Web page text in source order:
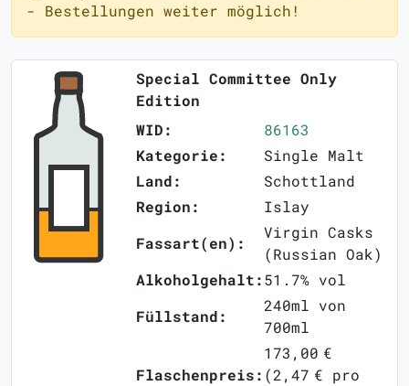
- Bestellungen weiter möglich!
Special Committee Only
Edition
WID:
86163
Kategorie:
Single Malt
Land:
Schottland
Region:
Islay
Fassart(en):
Virgin Casks
(Russian Oak)
Alkoholgehalt:51.7% vol
Füllstand:
240ml von
700ml
Flaschenpreis:
173,00 €
(2,47 € pro